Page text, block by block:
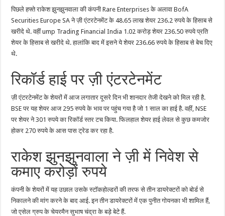
पिछले हफ्ते राकेश झुनझुनवाला की कंपनी Rare Enterprises के अलावा BofA
Securities Europe SA ने ज़ी एंटरटेनमेंट के 48.65 लाख शेयर 236.2 रुपये के हिसाब से
खरीदे थे. वहीं ump Trading Financial India 1.02 करोड़ शेयर 236.50 रुपये प्रति
शेयर के हिसाब से खरीदे थे. हालांकि बाद में इसने ये शेयर 236.66 रुपये के हिसाब से बेच दिए
थे.
रिकॉर्ड हाई पर ज़ी एंटरटेनमेंट
ज़ी एंटरटेनमेंट के शेयरों में आज लगातार दूसरे दिन भी शानदार तेजी देखने को मिल रही है.
BSE पर यह शेयर आज 295 रुपये के भाव पर पहुंच गया है जो 1 साल का हाई है. वहीं, NSE
पर शेयर ने 301 रुपये का रिकॉर्ड स्तर टच किया. फिलहाल शेयर हाई लेवल से कुछ कमजोर
होकर 270 रुपये के आस पास ट्रेड कर रहा है.
राकेश झुनझुनवाला ने ज़ी में निवेश से
कमाए करोड़ों रुपये
कंपनी के शेयरों में यह उछाल उसके स्टॉकहोल्डरों की तरफ से तीन डायरेक्टरों को बोर्ड से
निकालने की मांग करने के बाद आई. इन तीन डायरेक्टरों में एक पुनीत गोयनका भी शामिल हैं,
जो एसेल ग्रुप के चेयरमैन सुभाष चंद्रा के बड़े बेटे हैं.